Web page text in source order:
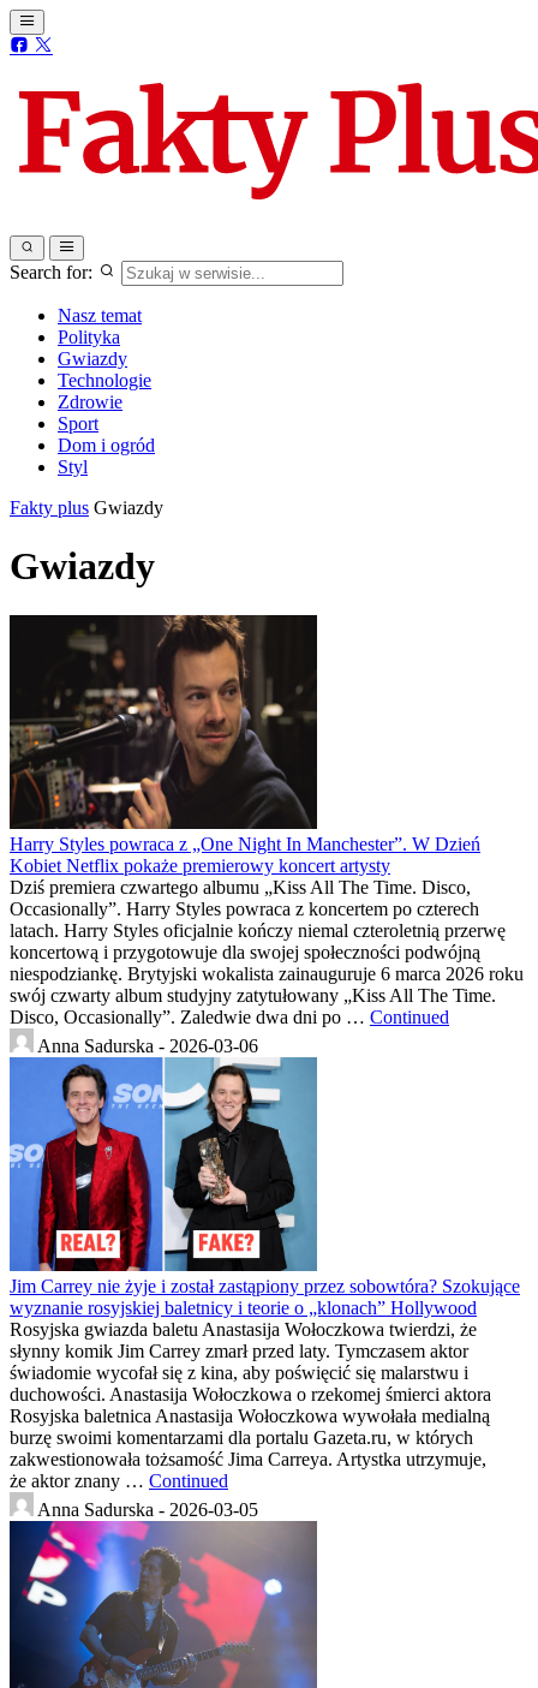
Search for:
Nasz temat
Polityka
Gwiazdy
Technologie
Zdrowie
Sport
Dom i ogród
Styl
Fakty plus Gwiazdy
Gwiazdy
Harry Styles powraca z „One Night In Manchester”. W Dzień
Kobiet Netflix pokaże premierowy koncert artysty
Dziś premiera czwartego albumu „Kiss All The Time. Disco,
Occasionally”. Harry Styles powraca z koncertem po czterech
latach. Harry Styles oficjalnie kończy niemal czteroletnią przerwę
koncertową i przygotowuje dla swojej społeczności podwójną
niespodziankę. Brytyjski wokalista zainauguruje 6 marca 2026 roku
swój czwarty album studyjny zatytułowany „Kiss All The Time.
Disco, Occasionally”. Zaledwie dwa dni po … Continued
Anna Sadurska - 2026-03-06
Jim Carrey nie żyje i został zastąpiony przez sobowtóra? Szokujące
wyznanie rosyjskiej baletnicy i teorie o „klonach” Hollywood
Rosyjska gwiazda baletu Anastasija Wołoczkowa twierdzi, że
słynny komik Jim Carrey zmarł przed laty. Tymczasem aktor
świadomie wycofał się z kina, aby poświęcić się malarstwu i
duchowości. Anastasija Wołoczkowa o rzekomej śmierci aktora
Rosyjska baletnica Anastasija Wołoczkowa wywołała medialną
burzę swoimi komentarzami dla portalu Gazeta.ru, w których
zakwestionowała tożsamość Jima Carreya. Artystka utrzymuje,
że aktor znany … Continued
Anna Sadurska - 2026-03-05